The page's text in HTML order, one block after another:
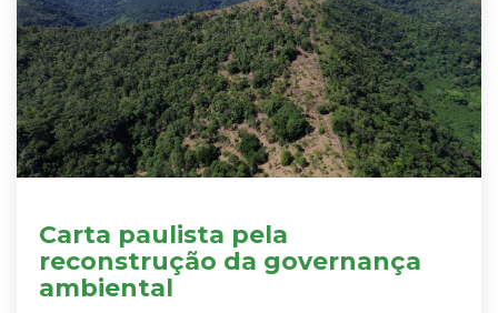
Carta paulista pela
reconstrução da governança
ambiental